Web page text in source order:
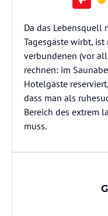
Da das Lebensquell
Tagesgäste wirbt,
verbundenen (vor
rechnen: im
Hotelgäste
dass man als
Bereich des extrem
muss.